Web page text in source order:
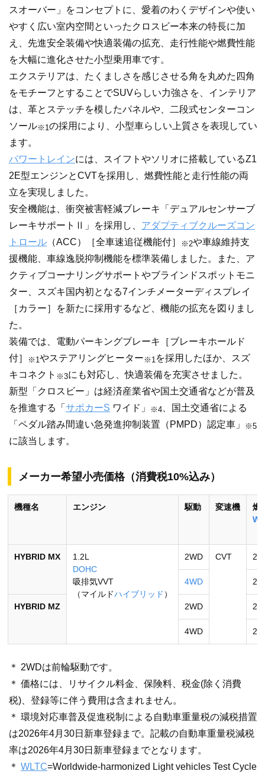
スオーバー」をコンセプトに、愛着のわくデザインや使い
やすく広い室内空間といったクロスビー本来の特長に加
え、先進安全装備や快適装備の拡充、走行性能や燃費性能
を大幅に進化させた小型乗用車です。
エクステリアは、たくましさを感じさせる角を丸めた四角
をモチーフとすることでSUVらしい力強さを、インテリア
は、革とステッチを模したパネルや、二段式センターコン
ソール※1の採用により、小型車らしい上質さを表現してい
ます。
パワートレインには、スイフトやソリオに搭載しているZ1
2E型エンジンとCVTを採用し、燃費性能と走行性能の両
立を実現しました。
安全機能は、衝突被害軽減ブレーキ「デュアルセンサーブ
レーキサポートⅡ」を採用し、 アダプティブクルーズコン
トロール （ACC）［全車速追従機能付］ ※2や車線維持支
援機能、車線逸脱抑制機能を標準装備しました。また、ア
クティブコーナリングサポートやブラインドスポットモニ
ター、スズキ国内初となる7インチメーターディスプレイ
［カラー］を新たに採用するなど、機能の拡充を図りまし
た。
装備では、電動パーキングブレーキ［ブレーキホールド
付］
※1やステアリングヒーター ※1 を採用したほか、スズ
キコネクト ※3にも対応し、快適装備を充実させました。
新型「クロスビー」は経済産業省や国土交通省などが普及
を推進する「 サポカーS ワイド」 ※4 、国土交通省による
「ペダル踏み間違い急発進抑制装置（PMPD）認定車」
※5
に該当します。
メーカー希望小売価格（消費税10%込み）
機種名 エンジン 駆動 変速機
燃
HYBRID MX
1.2L
DOHC
吸排気VVT
（マイルドハイブリッド ）
2WD CVT
4WD
HYBRID MZ 2WD
4WD
＊ 2WDは前輪駆動です。
＊ 価格には、リサイクル料金、保険料、税金(除く消費
税)、登録等に伴う費用は含まれません。
＊ 環境対応車普及促進税制による自動車重量税の減税措置
は2026年4月30日新車登録まで。記載の自動車重量税減税
率は2026年4月30日新車登録までとなります。
＊ WLTC=Worldwide-harmonized Light vehicles Test Cycle